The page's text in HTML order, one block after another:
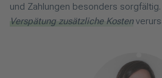
und Zahlungen besonders sorgfältig.
Verspätung zusätzliche Kosten